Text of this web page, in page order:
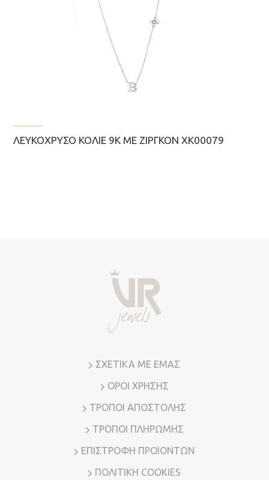
ΛΕΥΚΌΧΡΥΣΟ ΚΟΛΙΈ 9Κ ΜΕ ΖΙΡΓΚΌΝ ΧΚ00079
ΣΧΕΤΙΚΑ ΜΕ ΕΜΑΣ
ΟΡΟΙ ΧΡΗΣΗΣ
ΤΡΟΠΟΙ ΑΠΟΣΤΟΛΗΣ
ΤΡΟΠΟΙ ΠΛΗΡΩΜΗΣ
ΕΠΙΣΤΡΟΦΗ ΠΡΟΙΟΝΤΩΝ
ΠΟΛΙΤΙΚΗ COOKIES